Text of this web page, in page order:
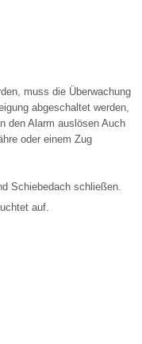
muss die Überwachung
abgeschaltet werden,
den Alarm auslösen Auch
oder einem Zug
Schiebedach schließen.
auf.